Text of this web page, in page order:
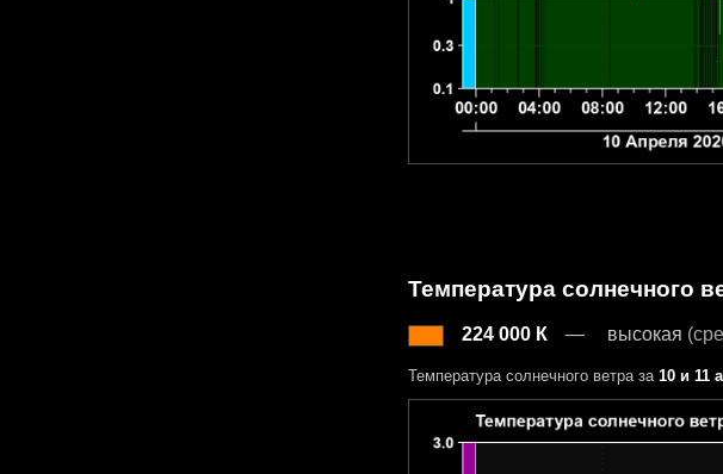
Температура солнечного
224 000 К высокая
Температура солнечного ветра за 10 и 11